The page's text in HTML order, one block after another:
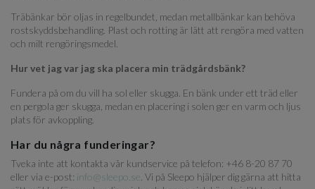
Träbänkar bör oljas in regelbundet, medan metallbänkar kan behöva
rostskyddsbehandling. Plast och rotting är lätt att rengöra med vatten
och milt rengöringsmedel.
Hur vet jag var jag ska placera min trädgårdsbänk?
Fundera på om du vill ha sol eller skugga. En bänk under ett träd eller
en pergola ger skugga, medan en placering i solen ger en varm och ljus
plats för avkoppling.
Har du några funderingar?
Tveka inte att kontakta vår kundservice på telefon: +46 8-20 87 70
eller via e-post: info@sleepo.se . Vi på Sleepo hjälper dig gärna att hitta